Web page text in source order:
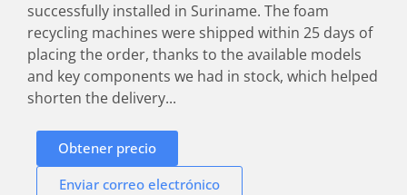
successfully installed in Suriname. The foam
recycling machines were shipped within 25 days of
placing the order, thanks to the available models
and key components we had in stock, which helped
shorten the delivery...
Obtener precio
Enviar correo electrónico